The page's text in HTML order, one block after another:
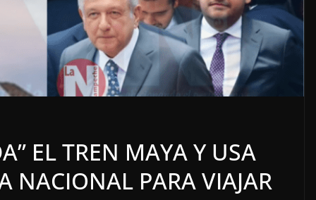
EL TREN MAYA Y USA
NACIONAL PARA VIAJAR
LOCALES OPINIÓN
5 agosto, 2026